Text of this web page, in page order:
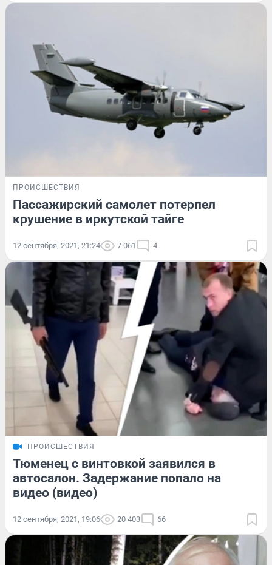
ПРОИСШЕСТВИЯ
Пассажирский самолет потерпел
крушение в иркутской тайге
12 сентября, 2021, 21:24 7 061 4
ПРОИСШЕСТВИЯ
Тюменец с винтовкой заявился в
автосалон. Задержание попало на
видео (видео)
12 сентября, 2021, 19:06 20 403 66